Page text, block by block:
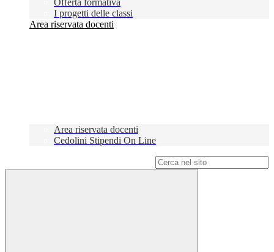
Offerta formativa
I progetti delle classi
Area riservata docenti
Area riservata docenti
Cedolini Stipendi On Line